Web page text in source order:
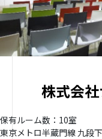
株式会
保有ルーム数：10室
東京メトロ半蔵門線 九段